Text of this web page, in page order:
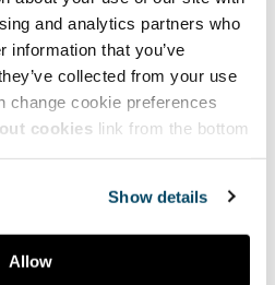
and analytics partners who
information that you’ve
collected from your use
change cookie preferences
cookies link from the bottom
Show details
Allow
mitkä ominaisuudet tekevät
kuluttajille ja minkälaisia
liittyy. Hankkeessa ovat
ammattikorkeakoulu.
hanke linkittyy Telaketjun
Telavalue onBusiness Finland
yritysprojektista.